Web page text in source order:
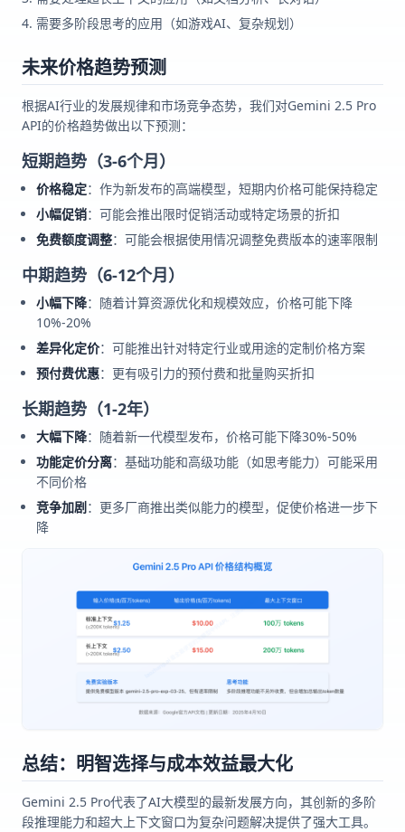
需要多阶段思考的应用（如游戏AI、复杂规划）
未来价格趋势预测
根据AI行业的发展规律和市场竞争态势，我们对Gemini 2.5 Pro
API的价格趋势做出以下预测：
短期趋势（3-6个月）
价格稳定：作为新发布的高端模型，短期内价格可能保持稳定
小幅促销：可能会推出限时促销活动或特定场景的折扣
免费额度调整：可能会根据使用情况调整免费版本的速率限制
中期趋势（6-12个月）
小幅下降：随着计算资源优化和规模效应，价格可能下降
10%-20%
差异化定价：可能推出针对特定行业或用途的定制价格方案
预付费优惠：更有吸引力的预付费和批量购买折扣
长期趋势（1-2年）
大幅下降：随着新一代模型发布，价格可能下降30%-50%
功能定价分离：基础功能和高级功能（如思考能力）可能采用
不同价格
竞争加剧：更多厂商推出类似能力的模型，促使价格进一步下
降
总结：明智选择与成本效益最大化
Gemini 2.5 Pro代表了AI大模型的最新发展方向，其创新的多阶
段推理能力和超大上下文窗口为复杂问题解决提供了强大工具。